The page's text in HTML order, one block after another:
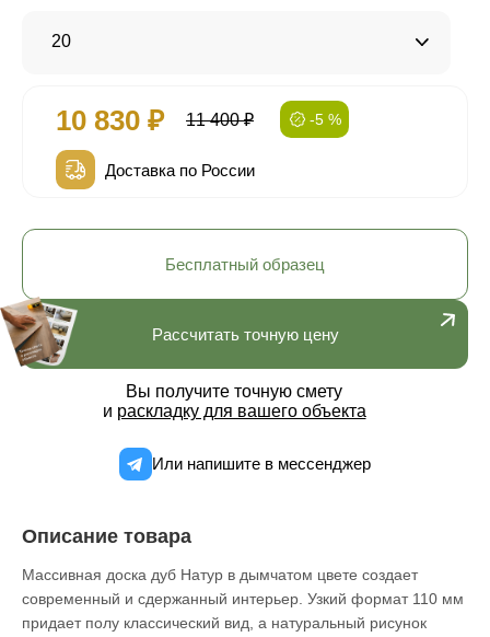
20
10 830 ₽ 11 400 ₽ -5 %
Доставка по России
Рассчитать точную цену
Вы получите точную смету
и раскладку для вашего объекта
Или напишите в мессенджер
Бесплатный образец
Описание товара
Массивная доска дуб Натур в дымчатом цвете создает
современный и сдержанный интерьер. Узкий формат 110 мм
придает полу классический вид, а натуральный рисунок